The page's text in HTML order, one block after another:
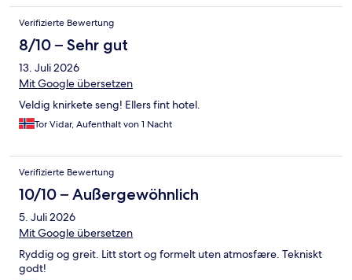
Verifizierte Bewertung
8/10 – Sehr gut
13. Juli 2026
Mit Google übersetzen
Veldig knirkete seng! Ellers fint hotel.
Tor Vidar, Aufenthalt von 1 Nacht
Verifizierte Bewertung
10/10 – Außergewöhnlich
5. Juli 2026
Mit Google übersetzen
Ryddig og greit. Litt stort og formelt uten atmosfære. Tekniskt
godt!